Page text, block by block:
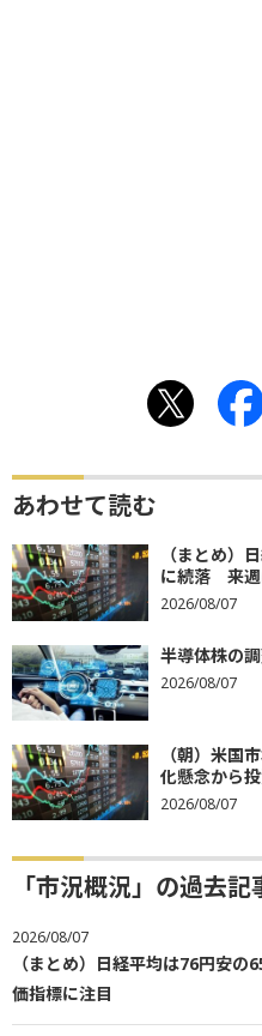
あわせて読む
（まとめ）
に続落 来週
2026/08/07
半導体株の
2026/08/07
（朝）米国
化懸念から
2026/08/07
「市況概況」の過去
2026/08/07
（まとめ）日経平均は76円安
価指標に注目